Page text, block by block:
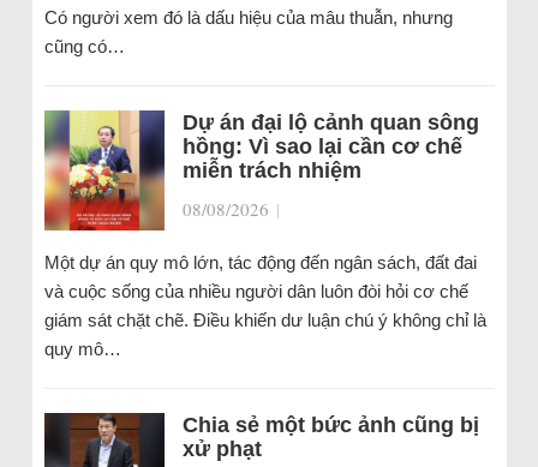
Có người xem đó là dấu hiệu của mâu thuẫn, nhưng
cũng có…
Dự án đại lộ cảnh quan sông
hồng: Vì sao lại cần cơ chế
miễn trách nhiệm
08/08/2026 |
Một dự án quy mô lớn, tác động đến ngân sách, đất đai
và cuộc sống của nhiều người dân luôn đòi hỏi cơ chế
giám sát chặt chẽ. Điều khiến dư luận chú ý không chỉ là
quy mô…
Chia sẻ một bức ảnh cũng bị
xử phạt